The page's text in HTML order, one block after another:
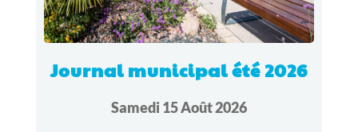
Journal municipal été 2026
Samedi 15 Août 2026